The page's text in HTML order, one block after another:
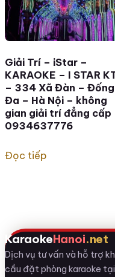
Giải Trí – iStar –
KARAOKE – I STAR
– 334 Xã Đàn – Đống
Đa – Hà Nội – không
gian giải trí đẳng cấp
0934637776
Đọc tiếp
KaraokeHanoi.net
Dịch vụ tư vấn và hỗ trợ
cầu đặt phòng karaoke